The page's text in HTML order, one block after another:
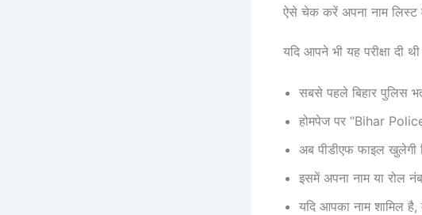
ऐसे चेक करें अपना नाम लिस्ट
यदि आपने भी यह परीक्षा
सबसे पहले बिहार पुलिस
होमपेज पर “Bihar
अब पीडीएफ फाइल खुलेगी
इसमें अपना नाम या रोल
यदि आपका नाम शामिल